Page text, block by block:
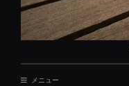
メニュー